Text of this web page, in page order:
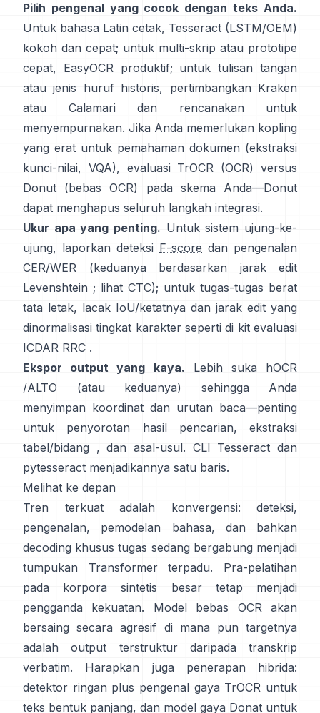
Pilih pengenal yang cocok dengan teks Anda.
Untuk bahasa Latin cetak, Tesseract (LSTM/OEM)
kokoh dan cepat; untuk multi-skrip atau prototipe
cepat, EasyOCR produktif; untuk tulisan tangan
atau jenis huruf historis, pertimbangkan Kraken
atau
Calamari
dan rencanakan untuk
menyempurnakan. Jika Anda memerlukan kopling
yang erat untuk pemahaman dokumen (ekstraksi
kunci-nilai, VQA), evaluasi TrOCR (OCR) versus
Donut (bebas OCR) pada skema Anda—Donut
dapat menghapus seluruh langkah integrasi.
Ukur apa yang penting. Untuk sistem ujung-ke-
ujung, laporkan deteksi F-score dan pengenalan
CER/WER (keduanya berdasarkan jarak edit
Levenshtein ; lihat CTC); untuk tugas-tugas berat
tata letak, lacak IoU/ketatnya dan jarak edit yang
dinormalisasi tingkat karakter seperti di kit evaluasi
ICDAR RRC .
Ekspor output yang kaya. Lebih suka
hOCR
/ALTO
(atau keduanya) sehingga Anda
menyimpan koordinat dan urutan baca—penting
untuk penyorotan hasil pencarian, ekstraksi
tabel/bidang , dan asal-usul. CLI Tesseract dan
pytesseract menjadikannya satu baris.
Melihat ke depan
Tren terkuat adalah konvergensi: deteksi,
pengenalan, pemodelan bahasa, dan bahkan
decoding khusus tugas sedang bergabung menjadi
tumpukan Transformer terpadu. Pra-pelatihan
pada
korpora sintetis besar
tetap menjadi
pengganda kekuatan. Model bebas OCR akan
bersaing secara agresif di mana pun targetnya
adalah output terstruktur daripada transkrip
verbatim. Harapkan juga penerapan hibrida:
detektor ringan plus pengenal gaya TrOCR untuk
teks bentuk panjang, dan model gaya Donat untuk